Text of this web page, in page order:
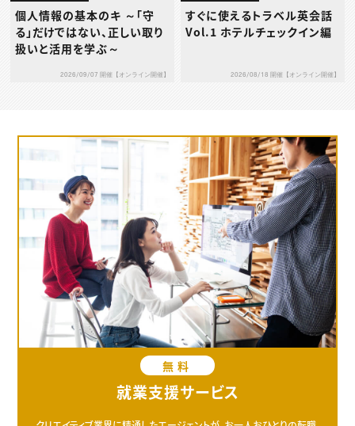
個人情報の基本のキ ～「守
る」だけではない、正しい取り
扱いと活用を学ぶ～
2026/09/07 開催【オンライン開催】
すぐに使えるトラベル英会話
Vol.1 ホテルチェックイン編
2026/08/18 開催【オンライン開催】
無料
就業支援サービス